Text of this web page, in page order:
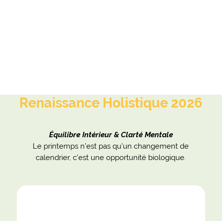
Renaissance Holistique 2026
Équilibre Intérieur & Clarté Mentale
Le printemps n’est pas qu’un changement de
calendrier, c’est une opportunité biologique.